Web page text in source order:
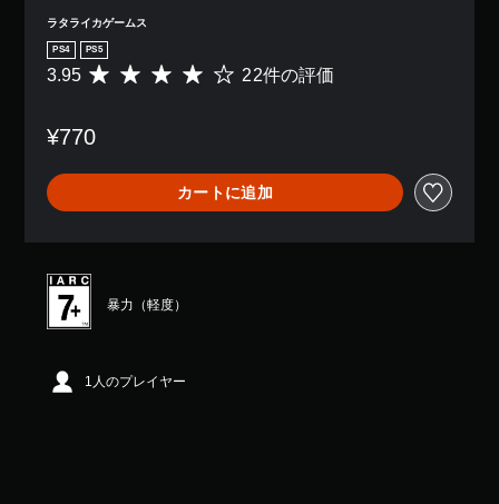
ラタライカゲームス
PS4 PS5
評
は
2
、
平
価
は
中
の
3.95 22件の評価
¥770
カートに追加
暴力（軽度）
1人のプレイヤー